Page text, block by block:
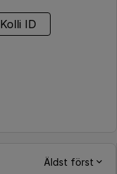
Kolli ID
Äldst först